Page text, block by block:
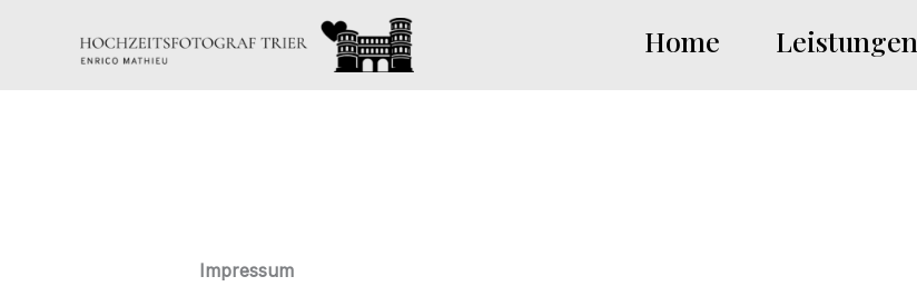
Home Leistungen
Impressum